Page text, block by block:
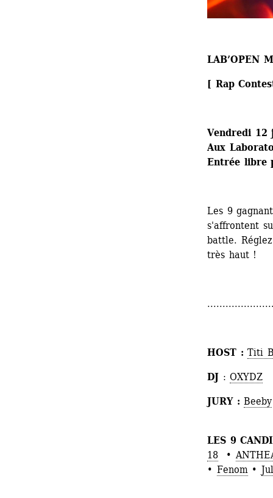
LAB’OPEN
[ Rap
Vendredi 12
Aux
Entrée libre
Les 9
s'affrontent
battle.
très haut !
HOST : Titi
DJ : OXYDZ
JURY : Beeby
LES 9
18 •
• Fenom•